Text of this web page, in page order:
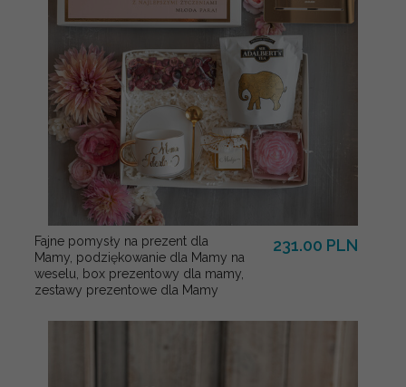
Fajne pomysły na prezent dla
Mamy, podziękowanie dla Mamy na
weselu, box prezentowy dla mamy,
zestawy prezentowe dla Mamy
231.00 PLN